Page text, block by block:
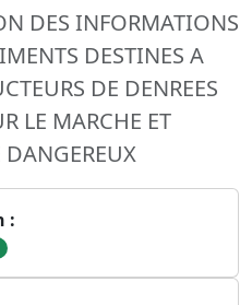
DES INFORMATIONS
DESTINES A
DE DENREES
LE MARCHE ET
DANGEREUX
: